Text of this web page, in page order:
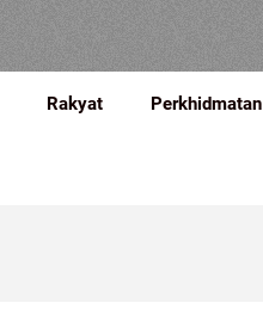
Rakyat Perkhidmatan